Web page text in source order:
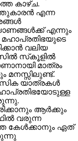
കാഴ്ച.
എന്ന
എന്നും
വലിയ
സ്‌കൂളില്‍
മാത്രം
മനസ്സിലുണ്ട്.
യാത്രകള്‍
ആര്‍ക്കും
വരുന്ന
കേള്‍ക്കാനും ഏത്